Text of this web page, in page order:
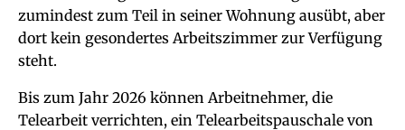
zumindest zum Teil in seiner Wohnung ausübt, aber
dort kein gesondertes Arbeitszimmer zur Verfügung
steht.
Bis zum Jahr 2026 können Arbeitnehmer, die
Telearbeit verrichten, ein Telearbeitspauschale von